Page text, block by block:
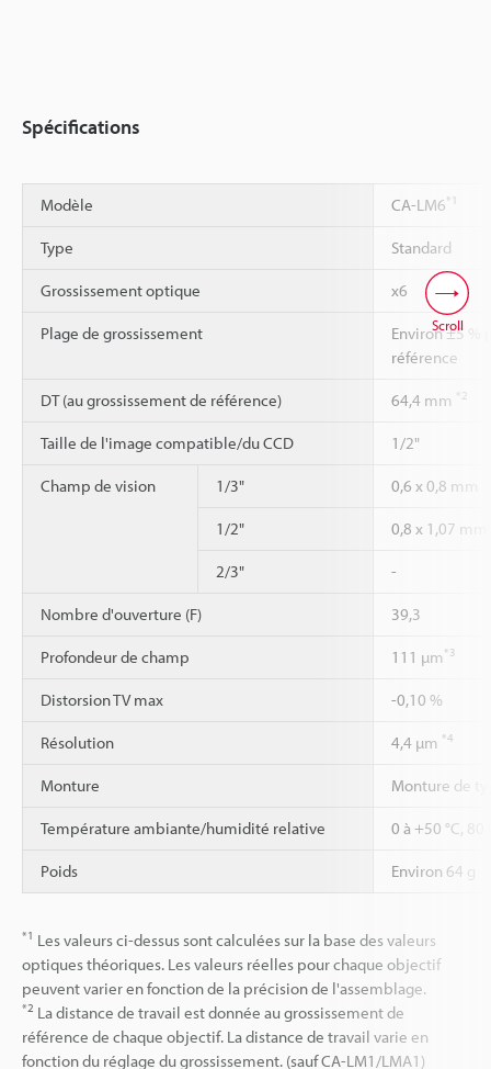
Spécifications
Modèle CA-LM6*1
Type Standard
Grossissement optique x6
Plage de grossissement
Environ ±5 %
référence
DT (au grossissement de référence) 64,4 mm *2
Taille de l'image compatible/du CCD 1/2"
Champ de vision 1/3" 0,6 x 0,8 mm
1/2" 0,8 x 1,07 mm
2/3" -
Nombre d'ouverture (F) 39,3
Profondeur de champ 111 µm*3
Distorsion TV max -0,10 %
Résolution 4,4 µm *4
Monture Monture de
Température ambiante/humidité relative 0 à +50 °C,
Poids Environ 64 g
*1 Les valeurs ci-dessus sont calculées sur la base des valeurs
optiques théoriques. Les valeurs réelles pour chaque objectif
peuvent varier en fonction de la précision de l'assemblage.
*2 La distance de travail est donnée au grossissement de
référence de chaque objectif. La distance de travail varie en
fonction du réglage du grossissement. (sauf CA-LM1/LMA1)
Scroll